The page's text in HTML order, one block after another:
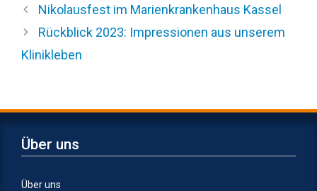
Nikolausfest im Marienkrankenhaus Kassel
Rückblick 2023: Impressionen aus unserem
Klinikleben
Über uns
Über uns